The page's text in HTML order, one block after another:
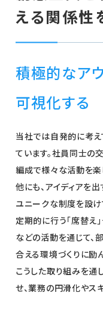
える関係性
積極的なア
可視化する
当社では自発的に考え
ています。社員同士の
編成で様々な活動を楽
他にも、アイディアを
ユニークな制度を設け
定期的に行う「席替え
などの活動を通じて、
合える環境づくりに励
こうした取り組みを通
せ、業務の円滑化やス